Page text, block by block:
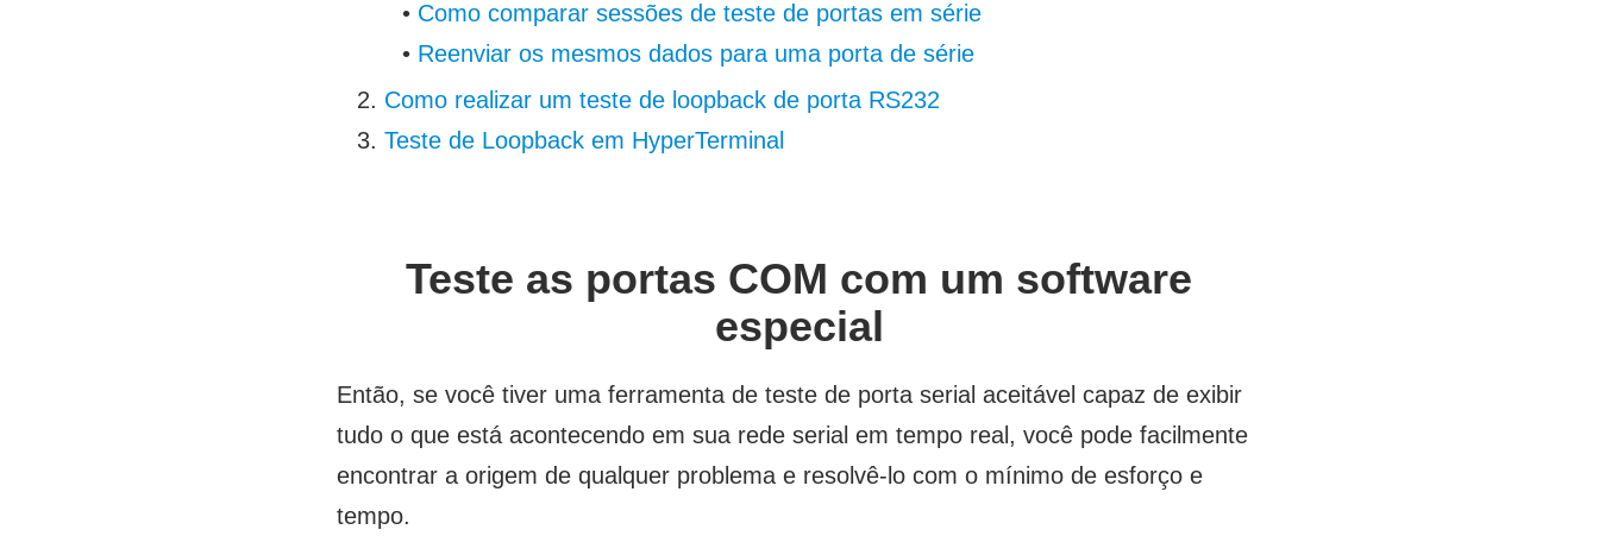
• Como comparar sessões de teste de portas em série
• Reenviar os mesmos dados para uma porta de série
Como realizar um teste de loopback de porta RS232
Teste de Loopback em HyperTerminal
Teste as portas COM com um software
especial
Então, se você tiver uma ferramenta de teste de porta serial aceitável capaz de exibir
tudo o que está acontecendo em sua rede serial em tempo real, você pode facilmente
encontrar a origem de qualquer problema e resolvê-lo com o mínimo de esforço e
tempo.